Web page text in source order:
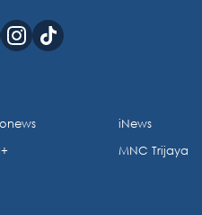
iNews
MNC Trijaya